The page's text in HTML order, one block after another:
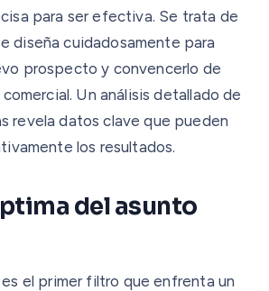
para ser efectiva. Se trata de
diseña cuidadosamente para
prospecto y convencerlo de
Un análisis detallado de
revela datos clave que pueden
los resultados.
del asunto
el primer filtro que enfrenta un